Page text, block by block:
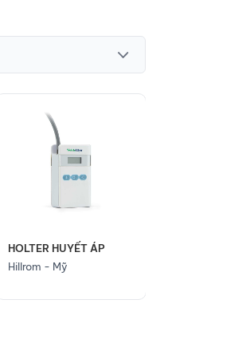
HOLTER HUYẾT ÁP
Hillrom - Mỹ